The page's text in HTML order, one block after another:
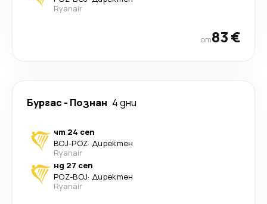
Ryanair
от83 €
Бургас - Познан 4 дни
чт 24 сеп
BOJ-POZ· Директен
Ryanair
нд 27 сеп
POZ-BOJ· Директен
Ryanair